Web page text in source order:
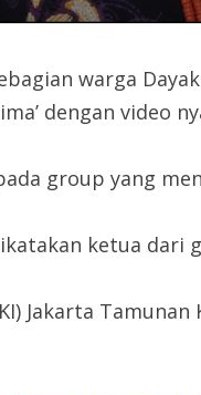
warga
dengan video
group yang
ketua
Jakarta